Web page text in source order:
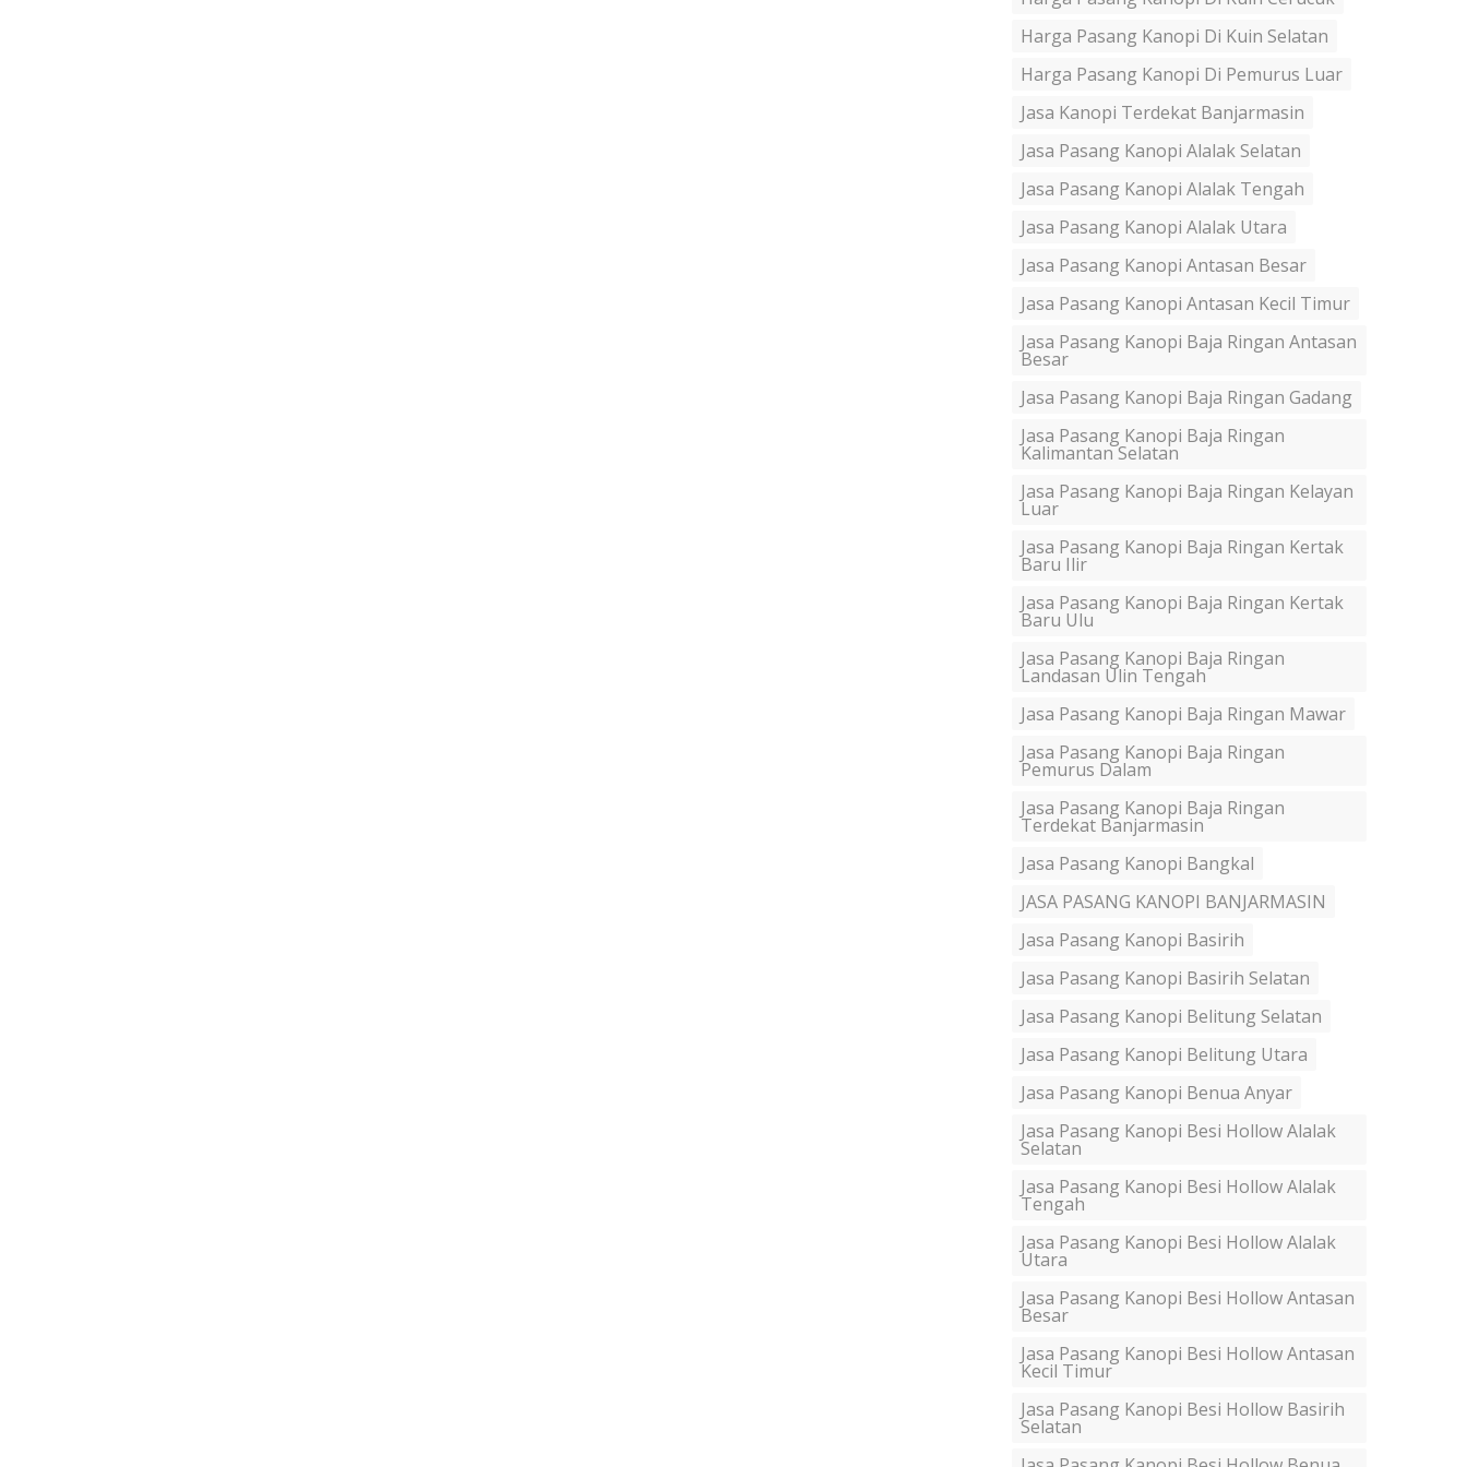
Harga Pasang Kanopi Di Kuin Selatan
Harga Pasang Kanopi Di Pemurus Luar
Jasa Kanopi Terdekat Banjarmasin
Jasa Pasang Kanopi Alalak Selatan
Jasa Pasang Kanopi Alalak Tengah
Jasa Pasang Kanopi Alalak Utara
Jasa Pasang Kanopi Antasan Besar
Jasa Pasang Kanopi Antasan Kecil Timur
Jasa Pasang Kanopi Baja Ringan Antasan
Besar
Jasa Pasang Kanopi Baja Ringan Gadang
Jasa Pasang Kanopi Baja Ringan
Kalimantan Selatan
Jasa Pasang Kanopi Baja Ringan Kelayan
Luar
Jasa Pasang Kanopi Baja Ringan Kertak
Baru Ilir
Jasa Pasang Kanopi Baja Ringan Kertak
Baru Ulu
Jasa Pasang Kanopi Baja Ringan
Landasan Ulin Tengah
Jasa Pasang Kanopi Baja Ringan Mawar
Jasa Pasang Kanopi Baja Ringan
Pemurus Dalam
Jasa Pasang Kanopi Baja Ringan
Terdekat Banjarmasin
Jasa Pasang Kanopi Bangkal
JASA PASANG KANOPI BANJARMASIN
Jasa Pasang Kanopi Basirih
Jasa Pasang Kanopi Basirih Selatan
Jasa Pasang Kanopi Belitung Selatan
Jasa Pasang Kanopi Belitung Utara
Jasa Pasang Kanopi Benua Anyar
Jasa Pasang Kanopi Besi Hollow Alalak
Selatan
Jasa Pasang Kanopi Besi Hollow Alalak
Tengah
Jasa Pasang Kanopi Besi Hollow Alalak
Utara
Jasa Pasang Kanopi Besi Hollow Antasan
Besar
Jasa Pasang Kanopi Besi Hollow Antasan
Kecil Timur
Jasa Pasang Kanopi Besi Hollow Basirih
Selatan